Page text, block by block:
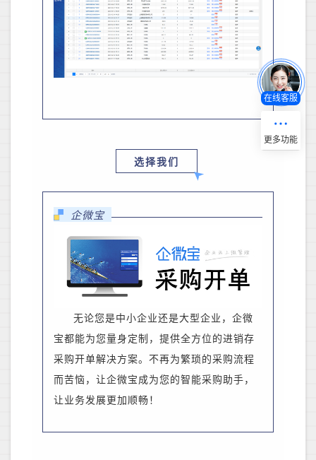
选择我们
企微宝
无论您是中小企业还是大型企业，企微
宝都能为您量身定制，提供全方位的进销存
采购开单解决方案。不再为繁琐的采购流程
而苦恼，让企微宝成为您的智能采购助手，
让业务发展更加顺畅！
在线客服